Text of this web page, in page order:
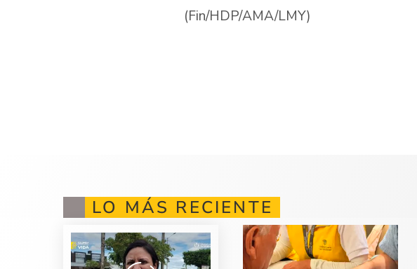
(Fin/HDP/AMA/LMY)
LO MÁS RECIENTE